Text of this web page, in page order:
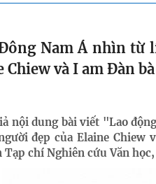
Nam Á nhìn
và I am Đàn bà
nội dung bài viết "Lao
đẹp của Elaine Chiew
chí Nghiên cứu Văn